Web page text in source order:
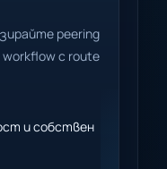
peering
с route
и собствен